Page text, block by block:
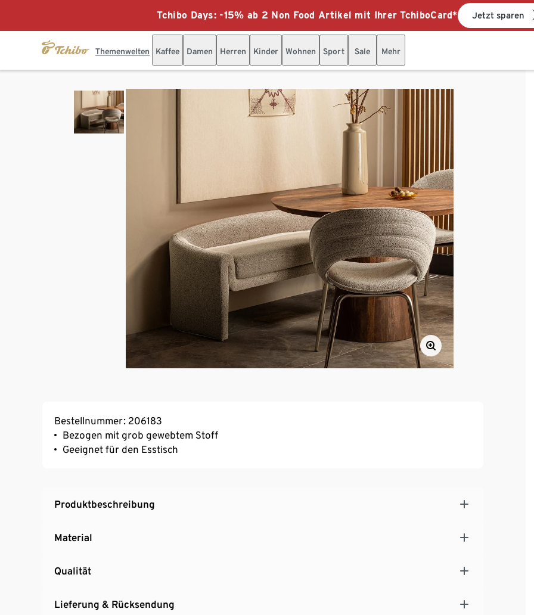
Tchibo Days: -15% ab 2 Non Food Artikel mit Ihrer TchiboCard* Jetzt sparen
Themenwelten Kaffee Damen Herren Kinder Wohnen Sport Sale Mehr
Bestellnummer: 206183
Bezogen mit grob gewebtem Stoff
Geeignet für den Esstisch
Produktbeschreibung
Material
Qualität
Lieferung & Rücksendung